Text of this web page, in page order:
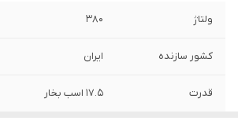
ولتاژ ۳۸۰
کشور سازنده ایران
قدرت ۱۷.۵ اسب بخار